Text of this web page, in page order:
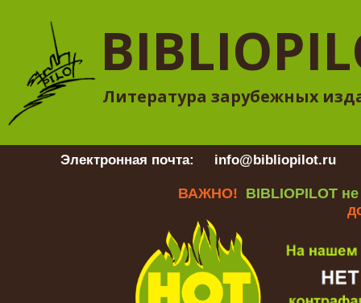
Литература зарубежных
Электронная почта: info@bibliopilot.ru
ВАЖНО! BIBLIOPILOT